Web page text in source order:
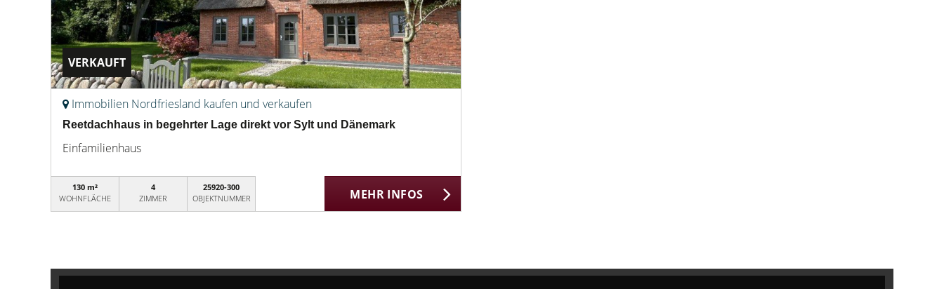
VERKAUFT
Immobilien Nordfriesland kaufen und verkaufen
Reetdachhaus in begehrter Lage direkt vor Sylt und Dänemark
Einfamilienhaus
130 m²
WOHNFLÄCHE
4
ZIMMER
25920-300
OBJEKTNUMMER
MEHR INFOS